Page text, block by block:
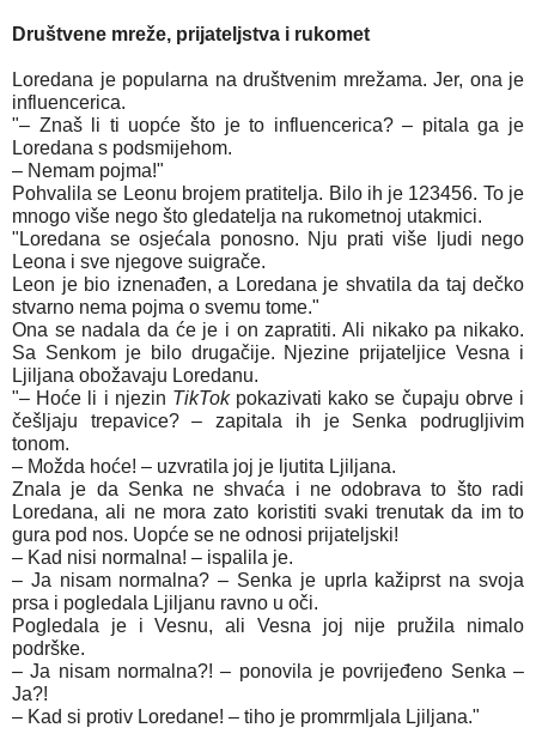
Društvene mreže, prijateljstva i rukomet
Loredana je popularna na društvenim mrežama. Jer, ona je
influencerica.
"– Znaš li ti uopće što je to influencerica? – pitala ga je
Loredana s podsmijehom.
– Nemam pojma!"
Pohvalila se Leonu brojem pratitelja. Bilo ih je 123456. To je
mnogo više nego što gledatelja na rukometnoj utakmici.
"Loredana se osjećala ponosno. Nju prati više ljudi nego
Leona i sve njegove suigrače.
Leon je bio iznenađen, a Loredana je shvatila da taj dečko
stvarno nema pojma o svemu tome."
Ona se nadala da će je i on zapratiti. Ali nikako pa nikako.
Sa Senkom je bilo drugačije. Njezine prijateljice Vesna i
Ljiljana obožavaju Loredanu.
"– Hoće li i njezin TikTokpokazivati kako se čupaju obrve i
češljaju trepavice? – zapitala ih je Senka podrugljivim
tonom.
– Možda hoće! – uzvratila joj je ljutita Ljiljana.
Znala je da Senka ne shvaća i ne odobrava to što radi
Loredana, ali ne mora zato koristiti svaki trenutak da im to
gura pod nos. Uopće se ne odnosi prijateljski!
– Kad nisi normalna! – ispalila je.
– Ja nisam normalna? – Senka je uprla kažiprst na svoja
prsa i pogledala Ljiljanu ravno u oči.
Pogledala je i Vesnu, ali Vesna joj nije pružila nimalo
podrške.
– Ja nisam normalna?! – ponovila je povrijeđeno Senka –
Ja?!
– Kad si protiv Loredane! – tiho je promrmljala Ljiljana."